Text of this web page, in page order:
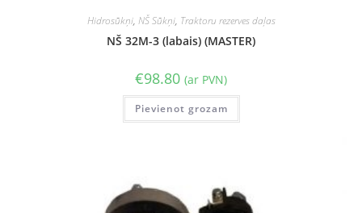
Hidrosūkņi, NŠ Sūkņi, Traktoru rezerves daļas
NŠ 32M-3 (labais) (MASTER)
€98.80 (ar PVN)
Pievienot grozam